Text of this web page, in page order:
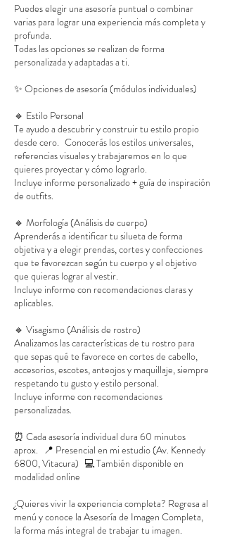
Puedes elegir una asesoría puntual o combinar
varias para lograr una experiencia más completa y
profunda.
Todas las opciones se realizan de forma
personalizada y adaptadas a ti.
✨ Opciones de asesoría (módulos individuales)
🔹 Estilo Personal
Te ayudo a descubrir y construir tu estilo propio
desde cero. Conocerás los estilos universales,
referencias visuales y trabajaremos en lo que
quieres proyectar y cómo lograrlo.
Incluye informe personalizado + guía de inspiración
de outfits.
🔹 Morfología (Análisis de cuerpo)
Aprenderás a identificar tu silueta de forma
objetiva y a elegir prendas, cortes y confecciones
que te favorezcan según tu cuerpo y el objetivo
que quieras lograr al vestir.
Incluye informe con recomendaciones claras y
aplicables.
🔹 Visagismo (Análisis de rostro)
Analizamos las características de tu rostro para
que sepas qué te favorece en cortes de cabello,
accesorios, escotes, anteojos y maquillaje, siempre
respetando tu gusto y estilo personal.
Incluye informe con recomendaciones
personalizadas.
⏰ Cada asesoría individual dura 60 minutos
aprox. 📍 Presencial en mi estudio (Av. Kennedy
6800, Vitacura) 💻 También disponible en
modalidad online
¿Quieres vivir la experiencia completa? Regresa al
menú y conoce la Asesoría de Imagen Completa,
la forma más integral de trabajar tu imagen.